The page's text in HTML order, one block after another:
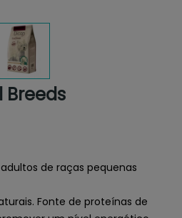
Breeds
de raças pequenas
Fonte de proteínas de